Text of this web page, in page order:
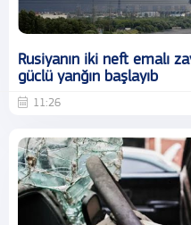
Rusiyanın iki neft emalı
güclü yanğın başlayıb
11:26